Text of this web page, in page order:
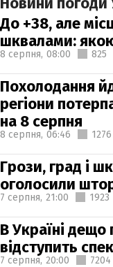
До +38, але
шквалами:
8 серпня, 08:00 825
Похолодання
регіони
на 8 серпня
8 серпня, 06:46 1276
Грози, град і
оголосили
7 серпня, 21:00 1923
В Україні дещо
відступить
7 серпня, 20:00 7204